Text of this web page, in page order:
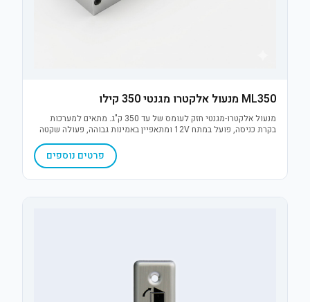
ML350 מנעול אלקטרו מגנטי 350 קילו
מנעול אלקטרו-מגנטי חזק לעומס של עד 350 ק"ג. מתאים למערכות
בקרת כניסה, פועל במתח 12V ומתאפיין באמינות גבוהה, פעולה שקטה
ללא חלקים נעים והתקנה פשוטה על מגוון סוגי דלתות.
פרטים נוספים